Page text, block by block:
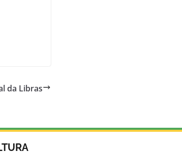
da Libras